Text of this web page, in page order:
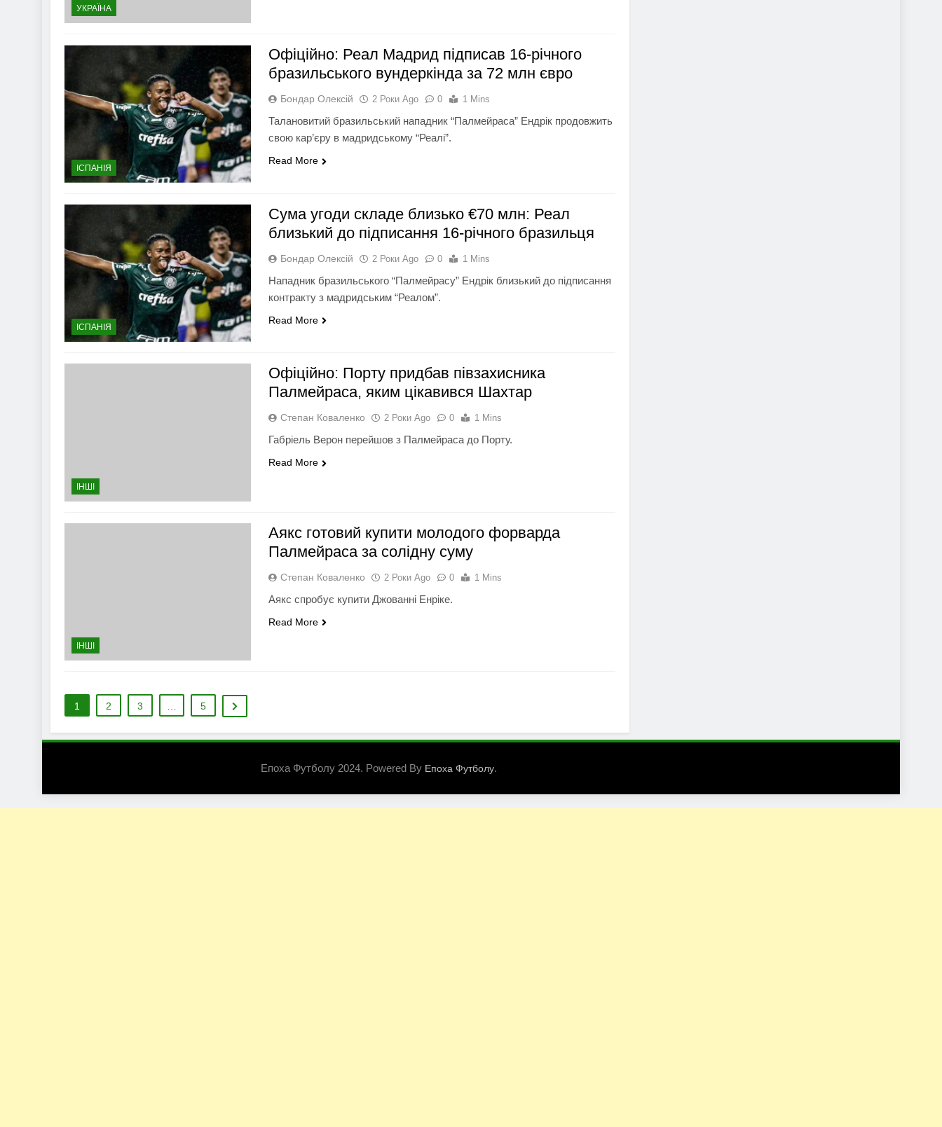
УКРАЇНА
ІСПАНІЯ
Офіційно: Реал Мадрид підписав 16-річного
бразильського вундеркінда за 72 млн євро
Бондар Олексій 2 Роки Ago 0 1 Mins
Талановитий бразильський нападник “Палмейраса” Ендрік продовжить
свою кар’єру в мадридському “Реалі”.
Read More
ІСПАНІЯ
Сума угоди складе близько €70 млн: Реал
близький до підписання 16-річного бразильця
Бондар Олексій 2 Роки Ago 0 1 Mins
Нападник бразильського “Палмейрасу” Ендрік близький до підписання
контракту з мадридським “Реалом”.
Read More
ІНШІ
Офіційно: Порту придбав півзахисника
Палмейраса, яким цікавився Шахтар
Степан Коваленко 2 Роки Ago 0 1 Mins
Габріель Верон перейшов з Палмейраса до Порту.
Read More
ІНШІ
Аякс готовий купити молодого форварда
Палмейраса за солідну суму
Степан Коваленко 2 Роки Ago 0 1 Mins
Аякс спробує купити Джованні Енріке.
Read More
1 2 3 … 5
Епоха Футболу 2024. Powered By Епоха Футболу.